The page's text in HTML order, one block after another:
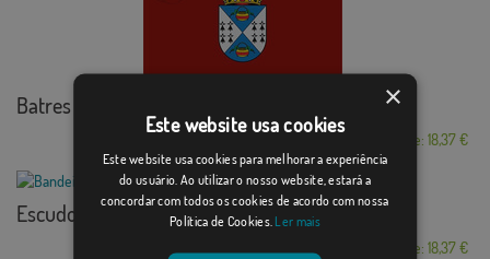
Batres
Desde: 18,37 €
Escudo Mancha Real
Desde: 18,37 €
×
Este website usa cookies
Este website usa cookies para melhorar a experiência
do usuário. Ao utilizar o nosso website, estará a
concordar com todos os cookies de acordo com nossa
Política de Cookies. Ler mais